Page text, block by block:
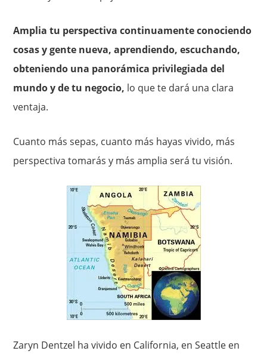
Amplia tu perspectiva continuamente conociendo
cosas y gente nueva, aprendiendo, escuchando,
obteniendo una panorámica privilegiada del
mundo y de tu negocio, lo que te dará una clara
ventaja.
Cuanto más sepas, cuanto más hayas vivido, más
perspectiva tomarás y más amplia será tu visión.
Zaryn Dentzel ha vivido en California, en Seattle en